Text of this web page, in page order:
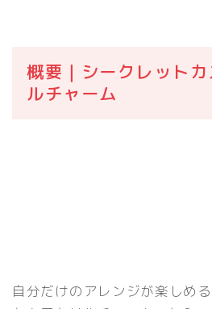
概要｜シークレット
ルチャーム
自分だけのアレンジが楽しめ